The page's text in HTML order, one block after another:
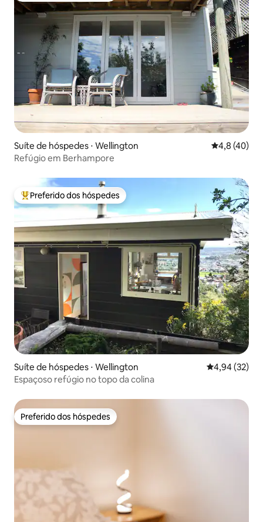
Suíte de hóspedes ⋅ Wellington 4,8 de uma
4,8 (40)
Refúgio em Berhampore
Entre os melhores preferidos dos hóspedes
Preferido dos hóspedes
Suíte de hóspedes ⋅ Wellington 4,94 de uma
4,94 (32)
Espaçoso refúgio no topo da colina
Preferido dos hóspedes
Preferido dos hóspedes